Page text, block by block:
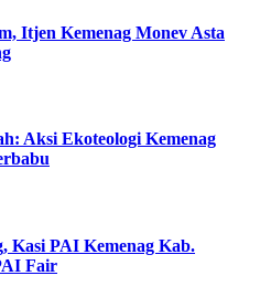
Itjen Kemenag Monev Asta
Aksi Ekoteologi Kemenag
Kasi PAI Kemenag Kab.
Fair